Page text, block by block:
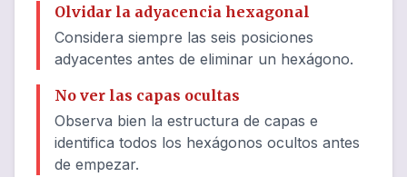
Olvidar la adyacencia hexagonal
Considera siempre las seis posiciones
adyacentes antes de eliminar un hexágono.
No ver las capas ocultas
Observa bien la estructura de capas e
identifica todos los hexágonos ocultos antes
de empezar.